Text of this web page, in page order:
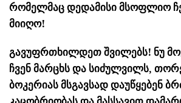
რომელმაც დედამისი მსოფლიო
მიიღო!
გავუფრთხილდეთ შვილებს! ნუ
ჩვენ მარცხს და სიძულვილს,
ბოკერიას მსგავსად დაუწყებენ